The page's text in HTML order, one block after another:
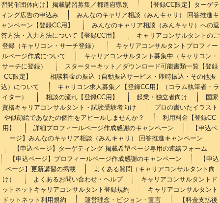
習開催団体向け】掲載講習募集／都道府県別
【登録CC限定】ターゲテ
ィング広告の申込み
みんなのキャリア相談（みんキャリ） 回答推進キ
ャンペーン【登録CC用】
みんなのキャリア相談（みんキャリ）への返
答方法・入力方法について【登録CC用】
キャリアコンサルタントのご
登録（キャリコン・サーチ登録）
キャリアコンサルタントプロフィー
ルページ作成について
キャリアコンサルタント募集中（キャリコン・
サーチに登録）
スターターキット／ダウンロード可能書類一覧【登録
CC限定】
相談料金の振込（自動振込サービス・即時振込・その他振
込）について
キャリコン求人募集／【登録CC用】（コラム執筆者・ラ
イター）
相談の流れ【登録CC用】 起業・独立者向け
国家
資格キャリアコンサルタント・試験受験者向け
プロの書いたイラスト
や似顔絵であなたの個性をアピールしませんか？
利用料金【登録CC
用】
詳細プロフィールページ作成感謝のキャンペーン
【申込ペ
ージ】みんなのキャリア相談（みんキャリ） 回答推進キャンペーン
【申込ページ】ターゲティング 掲載希望ページ専用の連絡フォーム
【申込ページ】プロフィールページ作成感謝のキャンペーン
【申込
ページ】更新講習の掲載
よくある質問（キャリアコンサルタント向
け）
よくあるお問い合わせ・ヘルプ
キャリアコンサルタントド
ットネットキャリアコンサルタント登録規約
キャリアコンサルタント
ドットネット利用規約
運営理念・ビジョン・宣言 【料金支払後